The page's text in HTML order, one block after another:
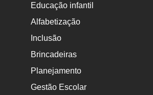
Educação infantil
Alfabetização
Inclusão
Brincadeiras
Planejamento
Gestão Escolar